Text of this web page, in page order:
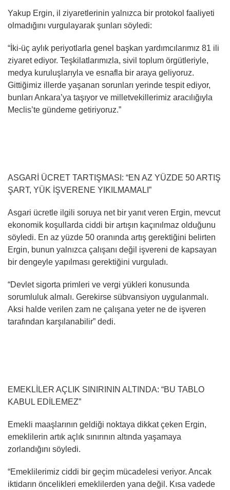
Yakup Ergin, il ziyaretlerinin yalnızca bir protokol faaliyeti
olmadığını vurgulayarak şunları söyledi:
“İki-üç aylık periyotlarla genel başkan yardımcılarımız 81 ili
ziyaret ediyor. Teşkilatlarımızla, sivil toplum örgütleriyle,
medya kuruluşlarıyla ve esnafla bir araya geliyoruz.
Gittiğimiz illerde yaşanan sorunları yerinde tespit ediyor,
bunları Ankara’ya taşıyor ve milletvekillerimiz aracılığıyla
Meclis’te gündeme getiriyoruz.”
ASGARİ ÜCRET TARTIŞMASI: “EN AZ YÜZDE 50 ARTIŞ
ŞART, YÜK İŞVERENE YIKILMAMALI”
Asgari ücretle ilgili soruya net bir yanıt veren Ergin, mevcut
ekonomik koşullarda ciddi bir artışın kaçınılmaz olduğunu
söyledi. En az yüzde 50 oranında artış gerektiğini belirten
Ergin, bunun yalnızca çalışanı değil işvereni de kapsayan
bir dengeyle yapılması gerektiğini vurguladı.
“Devlet sigorta primleri ve vergi yükleri konusunda
sorumluluk almalı. Gerekirse sübvansiyon uygulanmalı.
Aksi halde verilen zam ne çalışana yeter ne de işveren
tarafından karşılanabilir” dedi.
EMEKLİLER AÇLIK SINIRININ ALTINDA: “BU TABLO
KABUL EDİLEMEZ”
Emekli maaşlarının geldiği noktaya dikkat çeken Ergin,
emeklilerin artık açlık sınırının altında yaşamaya
zorlandığını söyledi.
“Emeklilerimiz ciddi bir geçim mücadelesi veriyor. Ancak
iktidarın öncelikleri emeklilerden yana değil. Kısa vadede